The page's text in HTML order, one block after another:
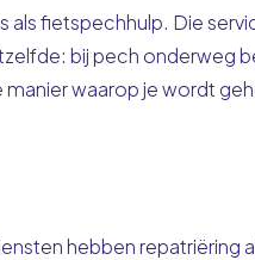
als fietspechhulp. Die
bij pech onderweg
waarop je wordt
hebben repatriëring